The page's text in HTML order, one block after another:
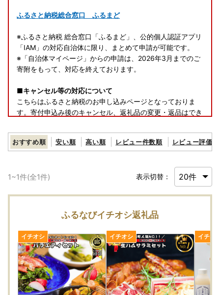
ふるさと納税総合窓口 ふるまど
※ふるさと納税 総合窓口「ふるまど」、公的個人認証アプリ
「IAM」の対応自治体に限り、まとめて申請が可能です。
※「自治体マイページ」からの申請は、2026年3月までのご
寄附をもって、対応を終えております。
■キャンセル等の対応について
こちらはふるさと納税のお申し込みページとなっておりま
す。寄付申込み後のキャンセル、返礼品の変更・返品はでき
■クール便について
お申込み前にお選びいただく品物の温度帯のご確認をお願い
■ふるさと納税の返礼品は一時所得に該当します
ふるさと納税寄付につきましては、経済的利益の無償の供与
として行われており、返礼品の送付がある場合でも、ご寄付
をいただいた対価ではなく別途の行為となるため、ふるさと
納税の返礼品は一時所得に該当します。
おすすめ順 安い順 高い順 レビュー件数順 レビュー評価順
1~1件(全1件) 表示切替：
ふるなびイチオシ返礼品